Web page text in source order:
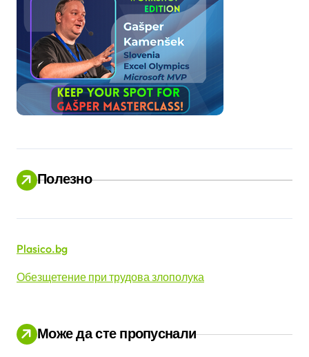
Полезно
Plasico.bg
Обезщетение при трудова злополука
Може да сте пропуснали